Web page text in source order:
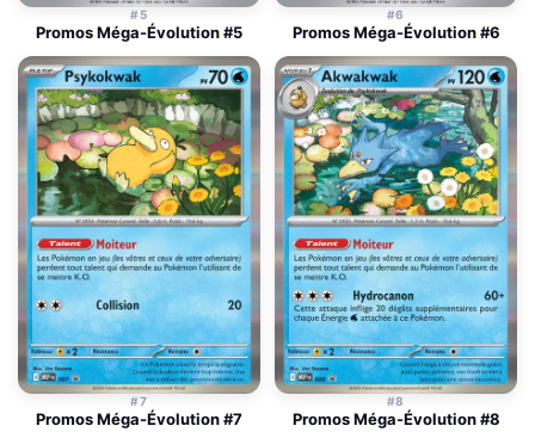
#5
Promos Méga-Évolution #5
#6
Promos Méga-Évolution #6
#7
Promos Méga-Évolution #7
#8
Promos Méga-Évolution #8